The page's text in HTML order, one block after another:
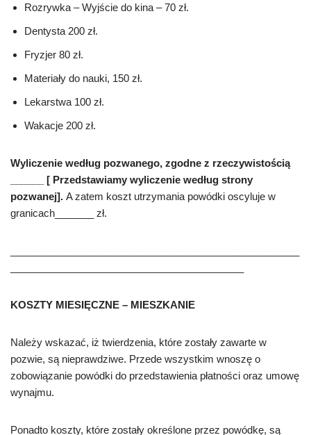
Rozrywka – Wyjście do kina – 70 zł.
Dentysta 200 zł.
Fryzjer 80 zł.
Materiały do nauki, 150 zł.
Lekarstwa 100 zł.
Wakacje 200 zł.
Wyliczenie według pozwanego, zgodne z rzeczywistością
______ [ Przedstawiamy wyliczenie według strony
pozwanej]. A zatem koszt utrzymania powódki oscyluje w
granicach_______ zł.
KOSZTY MIESIĘCZNE – MIESZKANIE
Należy wskazać, iż twierdzenia, które zostały zawarte w
pozwie, są nieprawdziwe. Przede wszystkim wnoszę o
zobowiązanie powódki do przedstawienia płatności oraz umowę
wynajmu.
Ponadto koszty, które zostały określone przez powódkę, są